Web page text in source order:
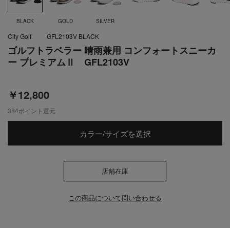
BLACK GOLD SILVER
ゴルフトラベラー 晴雨兼用 コンフォートスニーカ
ー プレミアムⅡ GFL2103V
￥12,800
City Golf GFL2103V BLACK
384ポイント還元
カラー/サイズを選択
店舗在庫
この商品について問い合わせる